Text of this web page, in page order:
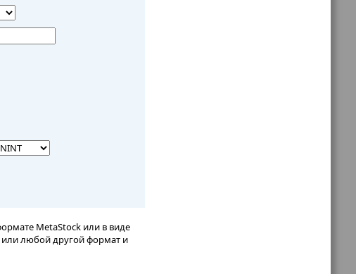
MetaStock или в виде
или любой другой формат и